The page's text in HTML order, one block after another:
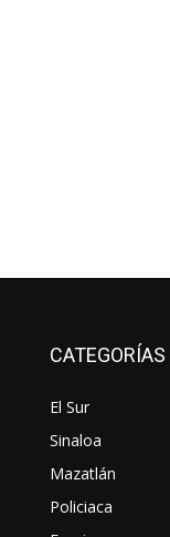
El Sur
Sinaloa
Mazatlán
Policiaca